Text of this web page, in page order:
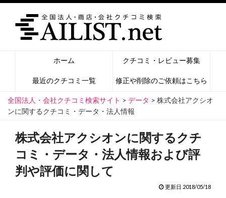
ホーム クチコミ・レビュー募集
最近のクチコミ一覧 修正や削除のご依頼はこちら
全国法人・会社クチコミ検索サイト > データ > 株式会社アクシオ
ンに関するクチコミ・データ・法人情報
株式会社アクシオンに関するクチ
コミ・データ・法人情報および評
判や評価に関して
更新日 2018/05/18